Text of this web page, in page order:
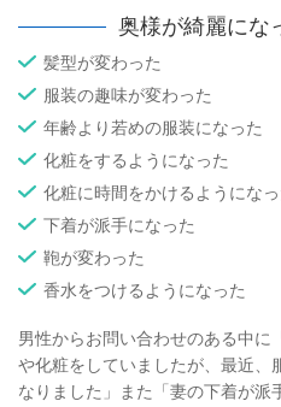
奥様が綺麗にな
髪型が変わった
服装の趣味が変わった
年齢より若めの服装になった
化粧をするようになった
化粧に時間をかけるようになっ
下着が派手になった
鞄が変わった
香水をつけるようになった
男性からお問い合わせのある中に
や化粧をしていましたが、最近、
なりました」また「妻の下着が派